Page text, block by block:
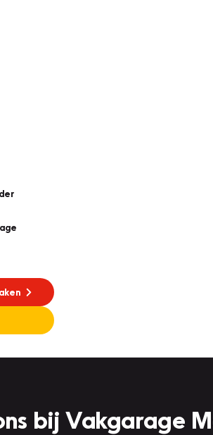
bij Vakgarage